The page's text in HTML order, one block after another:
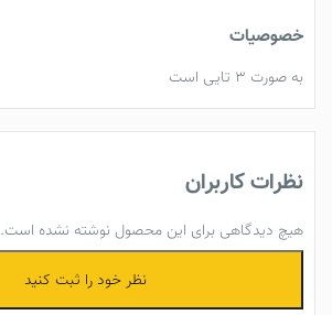
خصوصیات
به صورت ۳ تایی است
نظرات کاربران
هیچ دیدگاهی برای این محصول نوشته نشده است.
نظر خود را ثبت کنید